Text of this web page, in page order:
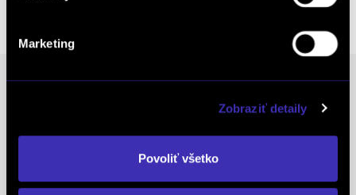
Marketing
Zobraziť detaily
Povoliť všetko
Ocenenia
FINAL-CD získalo prestížny certifikát AAA Highest
Creditworthiness, tento certifikát je jedným z